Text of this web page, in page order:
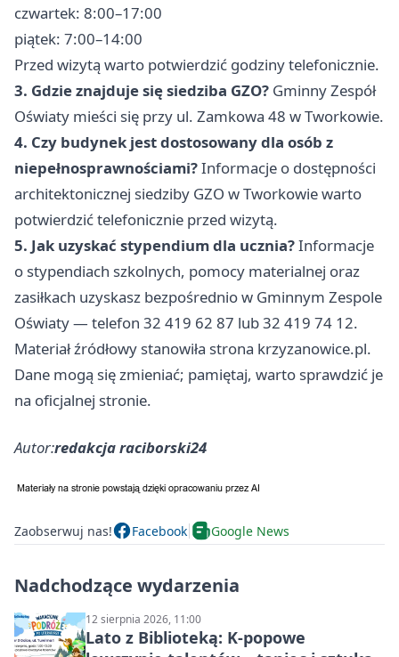
czwartek: 8:00–17:00
piątek: 7:00–14:00
Przed wizytą warto potwierdzić godziny telefonicznie.
3. Gdzie znajduje się siedziba GZO? Gminny Zespół
Oświaty mieści się przy ul. Zamkowa 48 w Tworkowie.
4. Czy budynek jest dostosowany dla osób z
niepełnosprawnościami?Informacje o dostępności
architektonicznej siedziby GZO w Tworkowie warto
potwierdzić telefonicznie przed wizytą.
5. Jak uzyskać stypendium dla ucznia?Informacje
o stypendiach szkolnych, pomocy materialnej oraz
zasiłkach uzyskasz bezpośrednio w Gminnym Zespole
Oświaty — telefon 32 419 62 87 lub 32 419 74 12.
Materiał źródłowy stanowiła strona krzyzanowice.pl.
Dane mogą się zmieniać; pamiętaj, warto sprawdzić je
na oficjalnej stronie.
Autor:redakcja raciborski24
Zaobserwuj nas! Facebook Google News
Nadchodzące wydarzenia
12 sierpnia 2026, 11:00
Lato z Biblioteką: K-popowe